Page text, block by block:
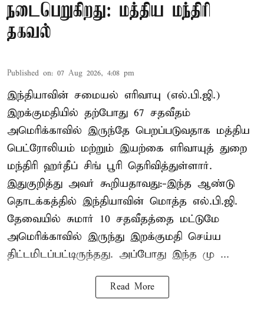
நடைபெறுகிறது: மத்திய மந்திரி
தகவல்
Published on: 07 Aug 2026, 4:08 pm
இந்தியாவின் சமையல் எரிவாயு (எல்.பி.ஜி.)
இறக்குமதியில் தற்போது 67 சதவீதம்
அமெரிக்காவில் இருந்தே பெறப்படுவதாக மத்திய
பெட்ரோலியம் மற்றும் இயற்கை எரிவாயுத் துறை
மந்திரி ஹர்தீப் சிங் பூரி தெரிவித்துள்ளார்.
இதுகுறித்து அவர் கூறியதாவது:-இந்த ஆண்டு
தொடக்கத்தில் இந்தியாவின் மொத்த எல்.பி.ஜி.
தேவையில் சுமார் 10 சதவீதத்தை மட்டுமே
அமெரிக்காவில் இருந்து இறக்குமதி செய்ய
திட்டமிடப்பட்டிருந்தது. அப்போது இந்த மு ...
Read More